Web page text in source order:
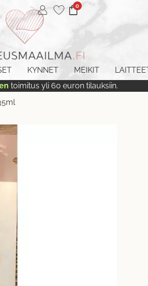
0
KYNNET MEIKIT
toimitus yli 60 euron tilauksiin.